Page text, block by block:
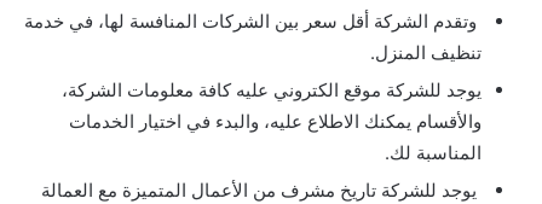
وتقدم الشركة أقل سعر بين الشركات المنافسة لها، في خدمة
تنظيف المنزل.
يوجد للشركة موقع الكتروني عليه كافة معلومات الشركة،
والأقسام يمكنك الاطلاع عليه، والبدء في اختيار الخدمات
المناسبة لك.
يوجد للشركة تاريخ مشرف من الأعمال المتميزة مع العمالة